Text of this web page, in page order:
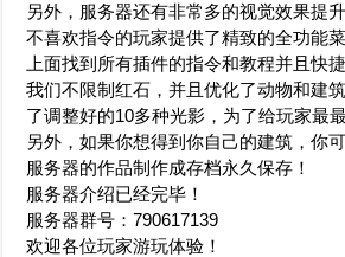
另外，服务器还有非常多的视觉效果提
不喜欢指令的玩家提供了精致的全功能
上面找到所有插件的指令和教程并且快
我们不限制红石，并且优化了动物和建
了调整好的10多种光影，为了给玩家最
另外，如果你想得到你自己的建筑，你
服务器的作品制作成存档永久保存！
服务器介绍已经完毕！
服务器群号：790617139
欢迎各位玩家游玩体验！